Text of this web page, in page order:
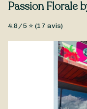
Composition dans une
feuillage gypsophile
Passion Florale
4.8/5 ⭐ (17 avis)